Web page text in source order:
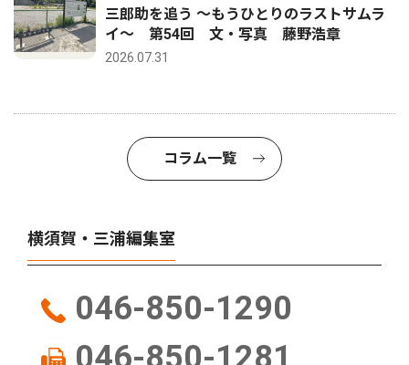
三郎助を追う 〜もうひとりのラストサムラ
イ〜 第54回 文・写真 藤野浩章
2026.07.31
コラム一覧
横須賀・三浦編集室
046-850-1290